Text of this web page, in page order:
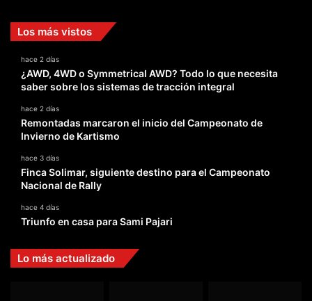
Los más vistos
hace 2 días
¿AWD, 4WD o Symmetrical AWD? Todo lo que necesita
saber sobre los sistemas de tracción integral
hace 2 días
Remontadas marcaron el inicio del Campeonato de
Invierno de Kartismo
hace 3 días
Finca Solimar, siguiente destino para el Campeonato
Nacional de Rally
hace 4 días
Triunfo en casa para Sami Pajari
Lo más actualizado